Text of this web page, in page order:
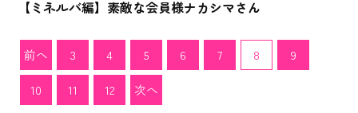
【ミネルバ編】素敵な会員様ナカシマさん
前へ 3 4 5 6 7 8 9
10 11 12 次へ